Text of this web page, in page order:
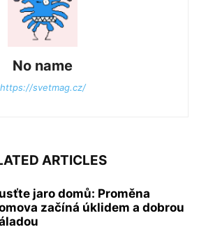
No name
https://svetmag.cz/
ARTICLES
jaro domů: Proměna
začíná úklidem a dobrou